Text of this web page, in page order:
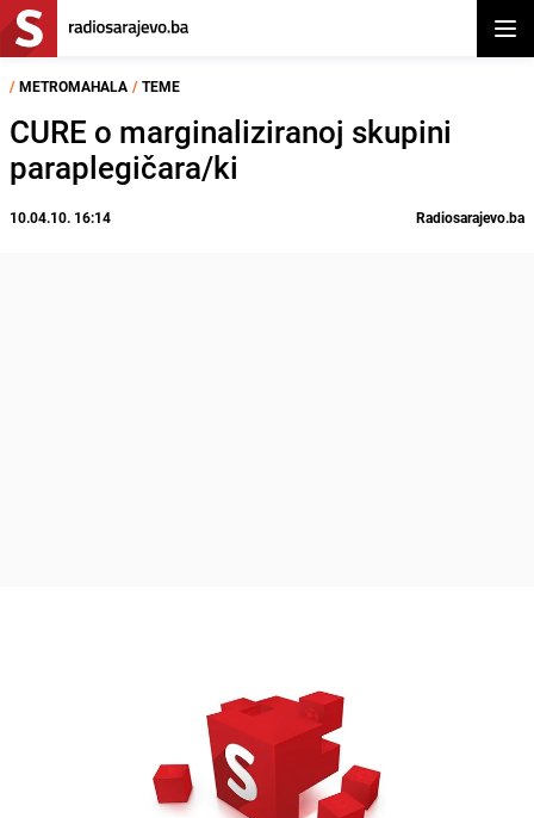
/ METROMAHALA / TEME
CURE o marginaliziranoj skupini
paraplegičara/ki
10.04.10. 16:14 Radiosarajevo.ba